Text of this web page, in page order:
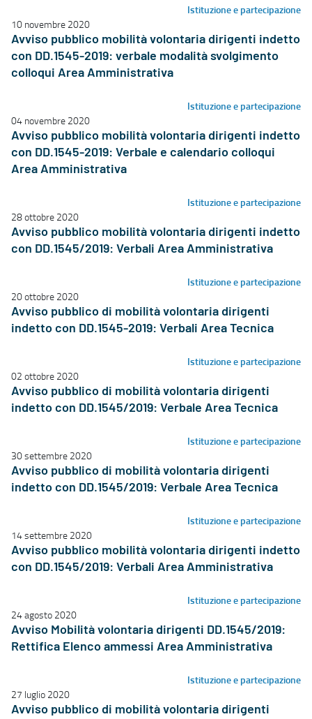
Istituzione e partecipazione
10 novembre 2020
Avviso pubblico mobilità volontaria dirigenti indetto
con DD.1545-2019: verbale modalità svolgimento
colloqui Area Amministrativa
Istituzione e partecipazione
04 novembre 2020
Avviso pubblico mobilità volontaria dirigenti indetto
con DD.1545-2019: Verbale e calendario colloqui
Area Amministrativa
Istituzione e partecipazione
28 ottobre 2020
Avviso pubblico mobilità volontaria dirigenti indetto
con DD.1545/2019: Verbali Area Amministrativa
Istituzione e partecipazione
20 ottobre 2020
Avviso pubblico di mobilità volontaria dirigenti
indetto con DD.1545-2019: Verbali Area Tecnica
Istituzione e partecipazione
02 ottobre 2020
Avviso pubblico di mobilità volontaria dirigenti
indetto con DD.1545/2019: Verbale Area Tecnica
Istituzione e partecipazione
30 settembre 2020
Avviso pubblico di mobilità volontaria dirigenti
indetto con DD.1545/2019: Verbale Area Tecnica
Istituzione e partecipazione
14 settembre 2020
Avviso pubblico mobilità volontaria dirigenti indetto
con DD.1545/2019: Verbali Area Amministrativa
Istituzione e partecipazione
24 agosto 2020
Avviso Mobilità volontaria dirigenti DD.1545/2019:
Rettifica Elenco ammessi Area Amministrativa
Istituzione e partecipazione
27 luglio 2020
Avviso pubblico di mobilità volontaria dirigenti